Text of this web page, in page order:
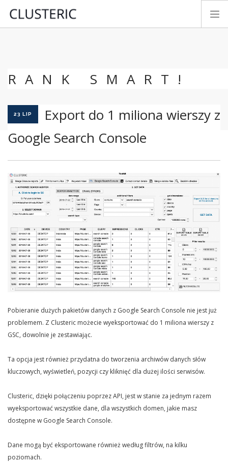
PARAMETRY
INSTRUKCJA
KONTAKT
LOGIN
POLSKI
RANK SMART!
23 LIP
Export do 1 miliona wierszy z
Google Search Console
Pobieranie dużych pakietów danych z Google Search Console nie jest już
problemem. Z Clusteric możecie wyeksportować do 1 miliona wierszy z
GSC, dowolnie je zestawiając.
Ta opcja jest również przydatna do tworzenia archiwów danych słów
kluczowych, wyświetleń, pozycji czy kliknięć dla dużej ilości serwisów.
Clusteric, dzięki połączeniu poprzez API, jest w stanie za jednym razem
wyeksportować wszystkie dane, dla wszystkich domen, jakie masz
dostępne w Google Search Console.
Dane mogą być eksportowane również według filtrów, na kilku
poziomach.